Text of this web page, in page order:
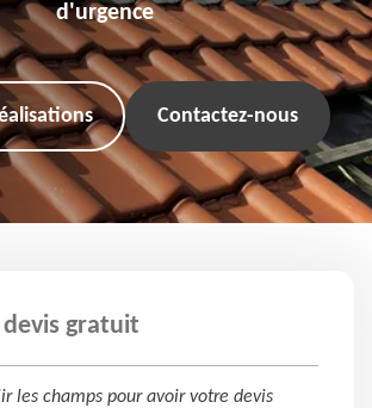
d'urgence
Contactez-nous
gratuit
les champs pour avoir votre devis